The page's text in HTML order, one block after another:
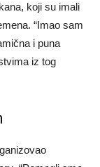
koji su imali
“Imao sam
i puna
iz tog